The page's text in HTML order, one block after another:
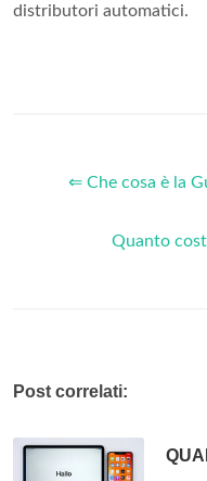
distributori automatici.
⇐ Che cosa è la
Quanto
Post correlati: